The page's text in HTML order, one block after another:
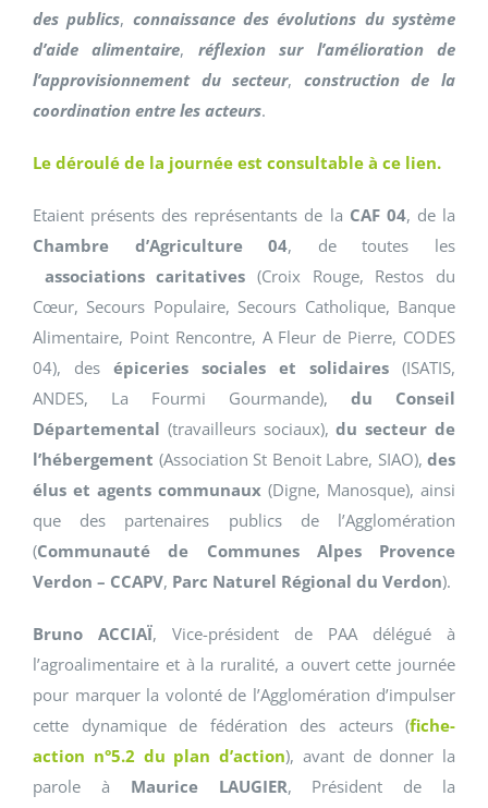
des publics, connaissance des évolutions du système
d’aide alimentaire, réflexion sur l’amélioration de
l’approvisionnement du secteur, construction de la
coordination entre les acteurs.
Le déroulé de la journée est consultable à ce lien.
Etaient présents des représentants de la CAF 04, de la
Chambre d’Agriculture 04, de toutes les
associations caritatives (Croix Rouge, Restos du
Cœur, Secours Populaire, Secours Catholique, Banque
Alimentaire, Point Rencontre, A Fleur de Pierre, CODES
04), des épiceries sociales et solidaires (ISATIS,
ANDES, La Fourmi Gourmande), du Conseil
Départemental (travailleurs sociaux),du secteur de
l’hébergement (Association St Benoit Labre, SIAO), des
élus et agents communaux (Digne, Manosque), ainsi
que des partenaires publics de l’Agglomération
(Communauté de Communes Alpes Provence
Verdon – CCAPV, Parc Naturel Régional du Verdon).
Bruno ACCIAÏ, Vice-président de PAA délégué à
l’agroalimentaire et à la ruralité, a ouvert cette journée
pour marquer la volonté de l’Agglomération d’impulser
cette dynamique de fédération des acteurs (fiche-
action n°5.2 du plan d’action), avant de donner la
parole à Maurice LAUGIER, Président de la